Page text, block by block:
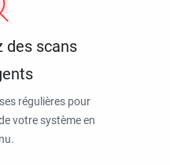
des scans
régulières pour
votre système en